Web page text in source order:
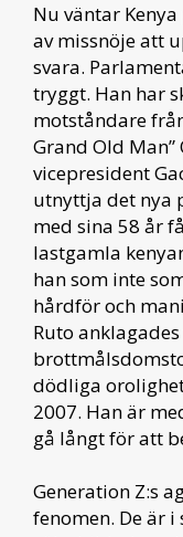
Nu väntar
av missnöje att
svara.
tryggt. Han har
motståndare
Grand Old
vicepresident
utnyttja det nya
med sina 58 år
lastgamla
han som inte
hårdför och
Ruto
dödliga
2007. Han är
gå långt för att
Generation Z:s
fenomen. De är